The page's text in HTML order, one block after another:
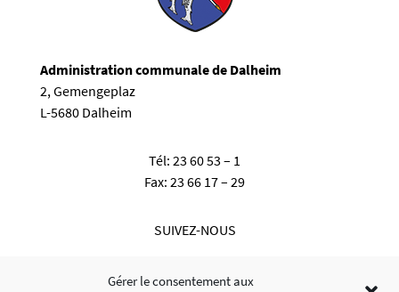
Gérer le consentement aux
Administration communale de Dalheim
2, Gemengeplaz
L-5680 Dalheim
Tél:23 60 53 – 1
Fax:23 66 17 – 29
SUIVEZ-NOUS